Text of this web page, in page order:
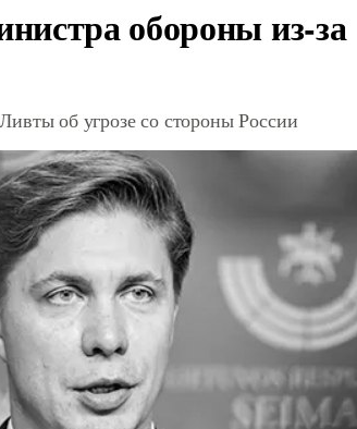
обороны из-за
об угрозе со стороны России